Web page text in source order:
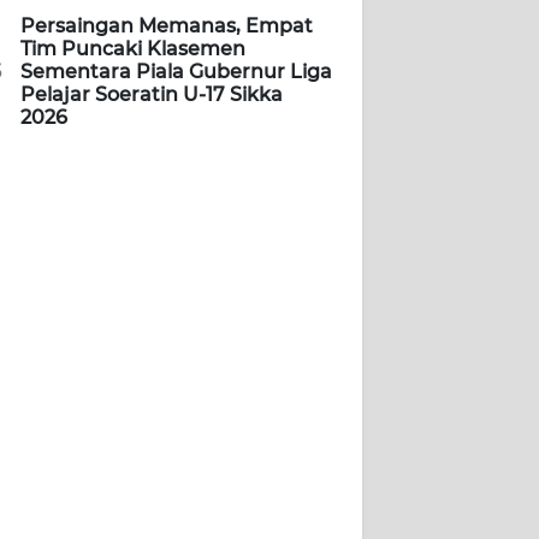
Persaingan Memanas, Empat
Tim Puncaki Klasemen
Sementara Piala Gubernur Liga
Pelajar Soeratin U-17 Sikka
2026